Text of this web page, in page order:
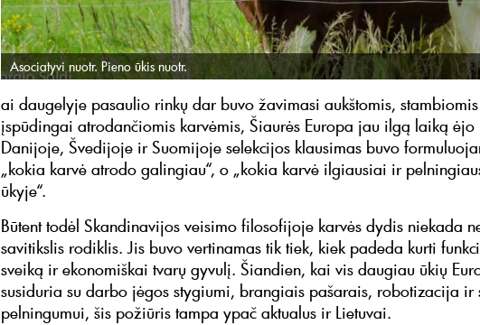
Asociatyvi nuotr. Pieno ūkis nuotr.
ai daugelyje pasaulio rinkų dar buvo žavimasi aukštomis,
įspūdingai atrodančiomis karvėmis, Šiaurės Europa jau ilgą laiką ėjo
Danijoje, Švedijoje ir Suomijoje selekcijos klausimas buvo
„kokia karvė atrodo galingiau“, o „kokia karvė ilgiausiai ir
ūkyje“.
Būtent todėl Skandinavijos veisimo filosofijoje karvės dydis niekada
savitikslis rodiklis. Jis buvo vertinamas tik tiek, kiek padeda kurti
sveiką ir ekonomiškai tvarų gyvulį. Šiandien, kai vis daugiau ūkių
susiduria su darbo jėgos stygiumi, brangiais pašarais, robotizacija ir
pelningumui, šis požiūris tampa ypač aktualus ir Lietuvai.